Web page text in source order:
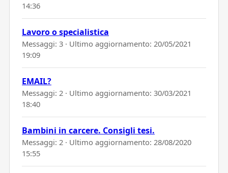
14:36
Lavoro o specialistica
Messaggi: 3 · Ultimo aggiornamento: 20/05/2021
19:09
EMAIL?
Messaggi: 2 · Ultimo aggiornamento: 30/03/2021
18:40
Bambini in carcere. Consigli tesi.
Messaggi: 2 · Ultimo aggiornamento: 28/08/2020
15:55